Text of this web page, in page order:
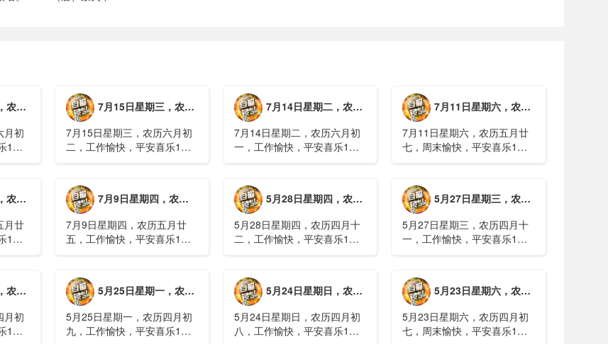
安喜乐
月初
1、
会
一
7月15日星期三，农历六月初二，工作愉快，平安喜乐
7月15日星期三，农历六月初
二，工作愉快，平安喜乐1、
案2、全球首款实体瘤CAR-T
细胞治疗走向临床，上海多家
医院开......
7月14日星期二，农历六月初一，工作愉快，平安喜乐
7月14日星期二，农历六月初
一，工作愉快，平安喜乐1、
停业2、广西梧州万秀区：累
计发现登革热病例228例，已
治愈出院1......
7月11日星期六，农历五月廿七，周末愉快，平安喜乐
7月11日星期六，农历五月廿
七，周末愉快，平安喜乐1、
8000多人被困，总台记者徒步
近6小时抵达乡政府3、上海发
布海......
安喜乐
月廿
1、
近亿
7月9日星期四，农历五月廿五，工作愉快，平安喜乐
7月9日星期四，农历五月廿
五，工作愉快，平安喜乐1、
家科技进步一等奖！同济大学
为纳米制造铸就“精准标尺”3、
四川宜宾高......
5月28日星期四，农历四月十二，工作愉快，平安喜乐
5月28日星期四，农历四月十
二，工作愉快，平安喜乐1、
果(金)埃博拉疫情仍处于暴发
初期，主要传播方式为体液接
触3、......
5月27日星期三，农历四月十一，工作愉快，平安喜乐
5月27日星期三，农历四月十
一，工作愉快，平安喜乐1、
2、媒体：重庆永川一村会计
打电话叫醒乡亲后失联，遗体
被找到确认遇难......
安喜乐
月初
1、
5月25日星期一，农历四月初九，工作愉快，平安喜乐
5月25日星期一，农历四月初
九，工作愉快，平安喜乐1、
5月24日星期日，农历四月初八，工作愉快，平安喜乐
5月24日星期日，农历四月初
八，工作愉快，平安喜乐1、
5月23日星期六，农历四月初七，周末愉快，平安喜乐
5月23日星期六，农历四月初
七，周末愉快，平安喜乐1、